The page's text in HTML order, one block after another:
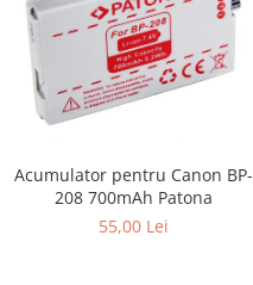
Acumulator pentru Canon BP-
208 700mAh Patona
55,00 Lei